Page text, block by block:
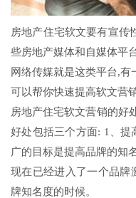
房地产住宅软文要有宣传
些房地产媒体和自媒体平台
网络传媒就是这类平台,
可以帮你快速提高软文营
房地产住宅软文营销的好
好处包括三个方面: 1、提
广的目标是提高品牌的知
现在已经进入了一个品牌
牌知名度的时候。